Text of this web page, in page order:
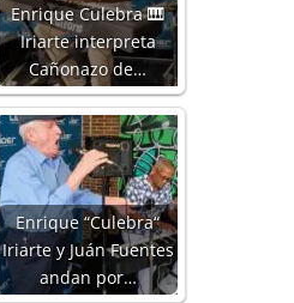
Enrique Culebra 🎹
Iriarte interpreta
Cañonazo de…
Enrique “Culebra“
Iriarte y Juán Fuentes
andan por…